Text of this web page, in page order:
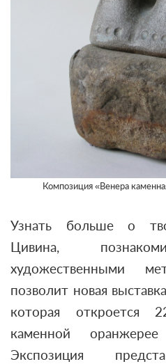
Композиция «Венера
Узнать больше о
Цивина,
художественными
позволит новая
которая
каменной
Экспозиция